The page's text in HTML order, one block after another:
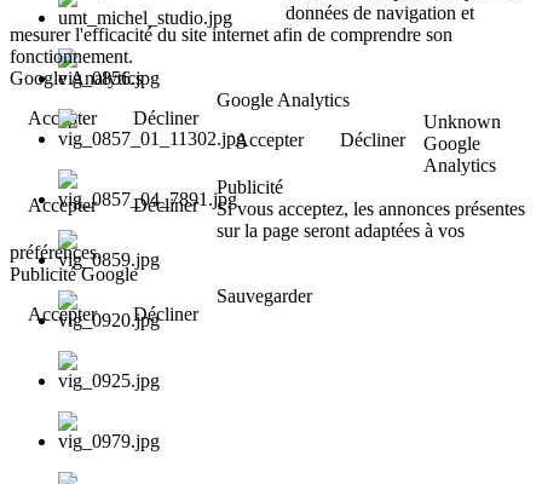
données de navigation et
mesurer l'efficacité du site internet afin de comprendre son
fonctionnement.
Google Analytics
Accepter
Décliner
Google Analytics
Accepter
Décliner
Unknown
Google
Analytics
Accepter
Décliner
Publicité
Si vous acceptez, les annonces présentes
sur la page seront adaptées à vos
préférences.
Publicité Google
Accepter
Décliner
Sauvegarder